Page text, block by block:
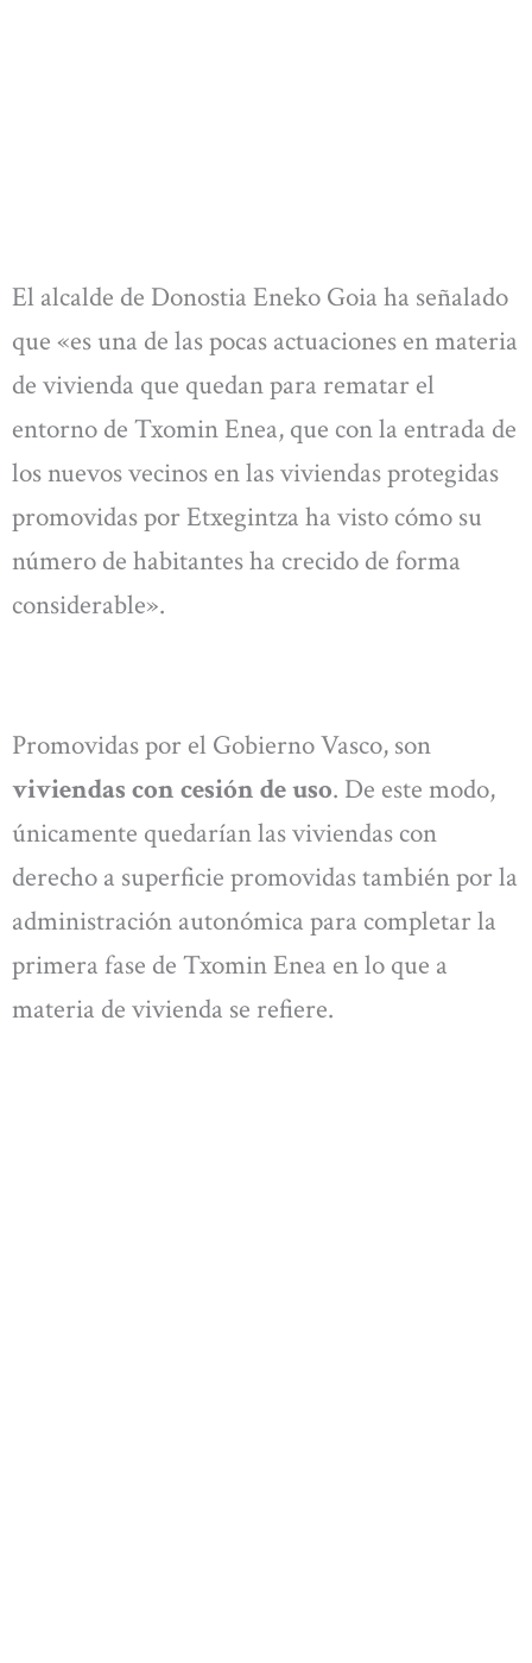
El alcalde de Donostia Eneko Goia ha señalado
que «es una de las pocas actuaciones en materia
de vivienda que quedan para rematar el
entorno de Txomin Enea, que con la entrada de
los nuevos vecinos en las viviendas protegidas
promovidas por Etxegintza ha visto cómo su
número de habitantes ha crecido de forma
considerable».
Promovidas por el Gobierno Vasco, son
viviendas con cesión de uso. De este modo,
únicamente quedarían las viviendas con
derecho a superficie promovidas también por la
administración autonómica para completar la
primera fase de Txomin Enea en lo que a
materia de vivienda se refiere.